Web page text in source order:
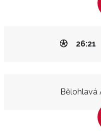
26:21
Bělohlavá